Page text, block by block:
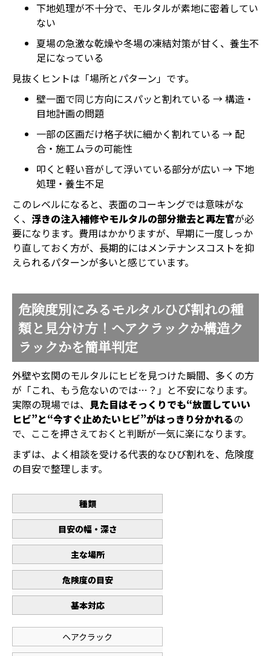
下地処理が不十分で、モルタルが素地に密着してい
ない
夏場の急激な乾燥や冬場の凍結対策が甘く、養生不
足になっている
見抜くヒントは「場所とパターン」です。
壁一面で同じ方向にスパッと割れている → 構造・
目地計画の問題
一部の区画だけ格子状に細かく割れている → 配
合・施工ムラの可能性
叩くと軽い音がして浮いている部分が広い → 下地
処理・養生不足
このレベルになると、表面のコーキングでは意味がな
く、 浮きの注入補修やモルタルの部分撤去と再左官が必
要になります。費用はかかりますが、早期に一度しっか
り直しておく方が、長期的にはメンテナンスコストを抑
えられるパターンが多いと感じています。
危険度別にみるモルタルひび割れの種
類と見分け方！ヘアクラックか構造ク
ラックかを簡単判定
外壁や玄関のモルタルにヒビを見つけた瞬間、多くの方
が「これ、もう危ないのでは…？」と不安になります。
実際の現場では、 見た目はそっくりでも“放置していい
ヒビ”と“今すぐ止めたいヒビ”がはっきり分かれるの
で、ここを押さえておくと判断が一気に楽になります。
まずは、よく相談を受ける代表的なひび割れを、危険度
の目安で整理します。
種類
目安の幅・深さ
主な場所
危険度の目安
基本対応
ヘアクラック